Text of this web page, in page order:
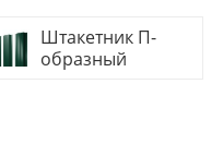
Штакетник П-
образный